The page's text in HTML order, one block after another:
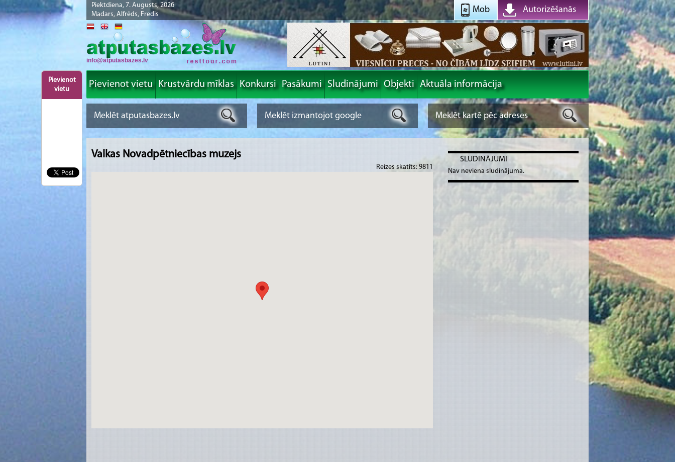
Piektdiena, 7. Augusts, 2026
Madars, Alfrēds, Fredis
Autorizēšanās
Mob
Pievienot
vietu
info@atputasbazes.lv
Pievienot vietu Krustvārdu mīklas Konkursi Pasākumi Sludinājumi Objekti Aktuāla informācija
Valkas Novadpētniecības muzejs
Reizes skatīts: 9811
SLUDINĀJUMI
Nav neviena sludinājuma.